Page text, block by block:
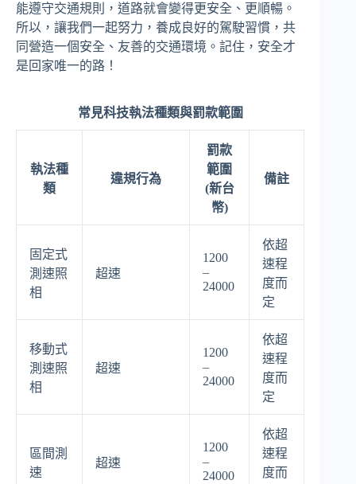
能遵守交通規則，道路就會變得更安全、更順暢。
所以，讓我們一起努力，養成良好的駕駛習慣，共
同營造一個安全、友善的交通環境。記住，安全才
是回家唯一的路！
常見科技執法種類與罰款範圍
執法種
類
違規行為
罰款
範圍
(新台
幣)
備註
固定式
測速照
相
超速
1200
–
24000
依超
速程
度而
定
移動式
測速照
相
超速
1200
–
24000
依超
速程
度而
定
區間測
速
超速
1200
–
24000
依超
速程
度而